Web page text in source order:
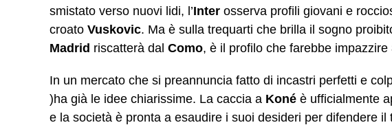
smistato verso nuovi lidi, l’Inter osserva profili giovani e
croato Vuskovic. Ma è sulla trequarti che brilla il sogno
Madrid riscatterà dal Como, è il profilo che farebbe impazzire
In un mercato che si preannuncia fatto di incastri perfetti e
)ha già le idee chiarissime. La caccia a Koné è ufficialmente
e la società è pronta a esaudire i suoi desideri per difendere il